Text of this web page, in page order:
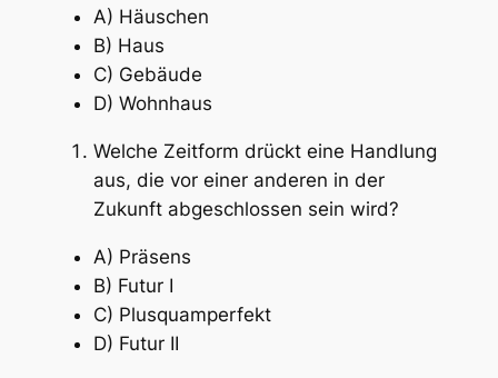
A) Häuschen
B) Haus
C) Gebäude
D) Wohnhaus
Welche Zeitform drückt eine Handlung
aus, die vor einer anderen in der
Zukunft abgeschlossen sein wird?
A) Präsens
B) Futur I
C) Plusquamperfekt
D) Futur II